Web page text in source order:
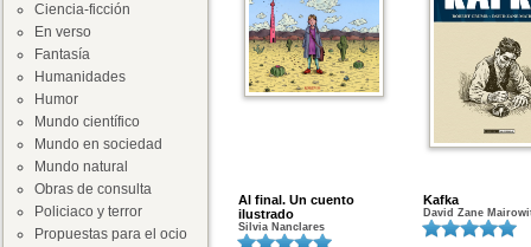
Ciencia-ficción
En verso
Fantasía
Humanidades
Humor
Mundo científico
Mundo en sociedad
Mundo natural
Obras de consulta
Policiaco y terror
Propuestas para el ocio
Al final. Un cuento
ilustrado
Silvia Nanclares
Kafka
David Zane